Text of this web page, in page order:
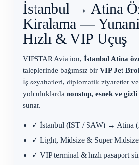
İstanbul → Atina
Kiralama —
Hızlı & VIP Uçuş
VIPSTAR Aviation, İstanbul Atina
taleplerinde bağımsız bir VIP Jet
İş seyahatleri, diplomatik ziyaretler
yolculuklarda nonstop, esnek ve gizli
sunar.
✓ İstanbul (IST / SAW) → Atina
✓ Light, Midsize & Super Midsize
✓ VIP terminal & hızlı pasaport